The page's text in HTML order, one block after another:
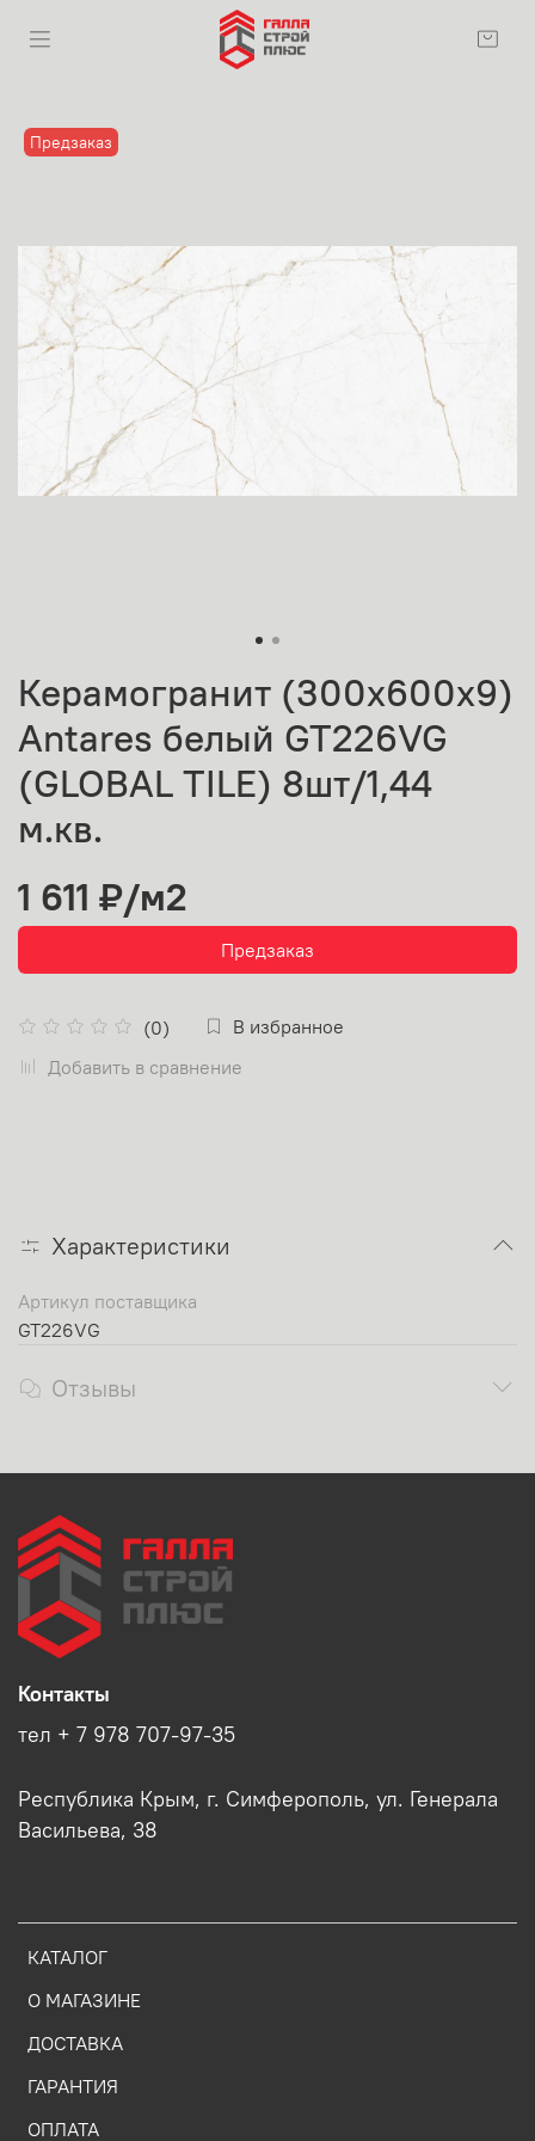
Предзаказ
Керамогранит (300х600х9)
Antares белый GT226VG
(GLOBAL TILE) 8шт/1,44
м.кв.
(0)
В избранное
Добавить в сравнение
1 611 ₽/м2
Предзаказ
Характеристики
Артикул поставщика
GT226VG
Отзывы
КАТАЛОГ
О МАГАЗИНЕ
ДОСТАВКА
ГАРАНТИЯ
ОПЛАТА
Контакты
тел + 7 978 707-97-35
Республика Крым, г. Симферополь, ул. Генерала
Васильева, 38